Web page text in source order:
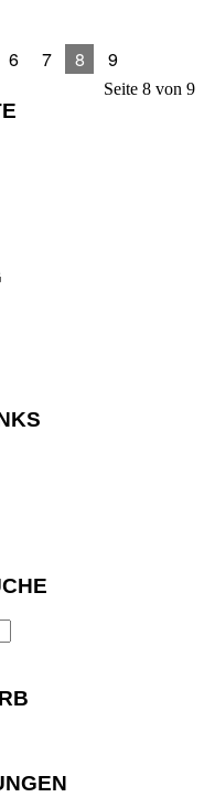
6 7 8 9
Seite 8 von 9